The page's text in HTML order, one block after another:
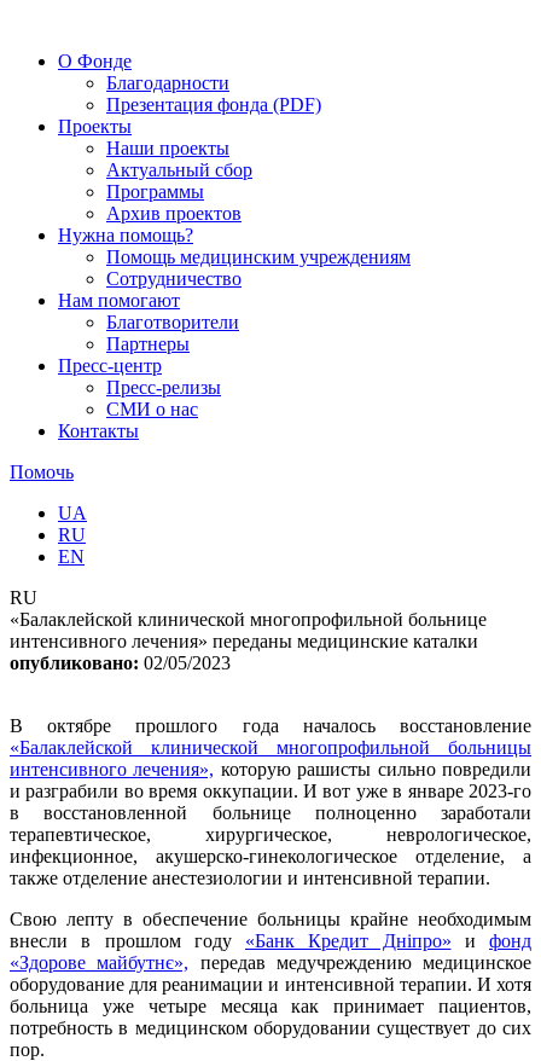
О Фонде
Благодарности
Презентация фонда (PDF)
Проекты
Наши проекты
Актуальный сбор
Программы
Архив проектов
Нужна помощь?
Помощь медицинским учреждениям
Сотрудничество
Нам помогают
Благотворители
Партнеры
Пресс-центр
Пресс-релизы
СМИ о нас
Контакты
Помочь
UA
RU
EN
RU
«Балаклейской клинической многопрофильной больнице
интенсивного лечения» переданы медицинские каталки
опубликовано: 02/05/2023
В октябре прошлого года началось восстановление
«Балаклейской клинической многопрофильной больницы
интенсивного лечения», которую рашисты сильно повредили
и разграбили во время оккупации. И вот уже в январе 2023-го
в восстановленной больнице полноценно заработали
терапевтическое, хирургическое, неврологическое,
инфекционное, акушерско-гинекологическое отделение, а
также отделение анестезиологии и интенсивной терапии.
Свою лепту в обеспечение больницы крайне необходимым
внесли в прошлом году «Банк Кредит Дніпро» и фонд
«Здорове майбутнє», передав медучреждению медицинское
оборудование для реанимации и интенсивной терапии. И хотя
больница уже четыре месяца как принимает пациентов,
потребность в медицинском оборудовании существует до сих
пор.